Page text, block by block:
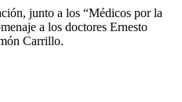
junto a los “Médicos por la
a los doctores Ernesto
Carrillo.